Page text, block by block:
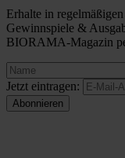
Erhalte in
Gewinnspiele &
BIORAMA-Magazin
Jetzt eintragen: